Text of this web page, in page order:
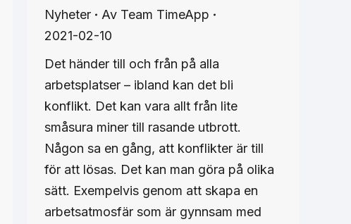
Nyheter Av Team TimeApp
2021-02-10
Det händer till och från på alla
arbetsplatser – ibland kan det bli
konflikt. Det kan vara allt från lite
småsura miner till rasande utbrott.
Någon sa en gång, att konflikter är till
för att lösas. Det kan man göra på olika
sätt. Exempelvis genom att skapa en
arbetsatmosfär som är gynnsam med